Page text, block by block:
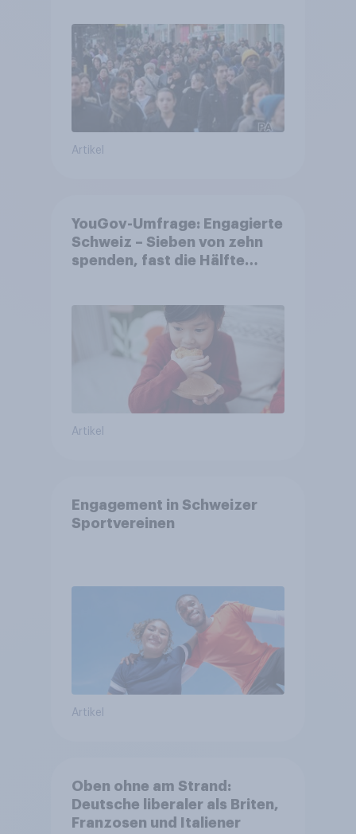
Artikel
YouGov-Umfrage: Engagierte
Schweiz – Sieben von zehn
spenden, fast die Hälfte
Artikel
Engagement in Schweizer
Sportvereinen
Artikel
Oben ohne am Strand:
Deutsche liberaler als Briten,
Franzosen und Italiener